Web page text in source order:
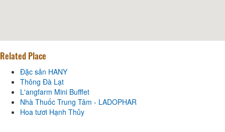
Related Place
Đặc sản HANY
Thông Đà Lạt
L'angfarm Mini Bufffet
Nhà Thuốc Trung Tâm - LADOPHAR
Hoa tươi Hạnh Thủy